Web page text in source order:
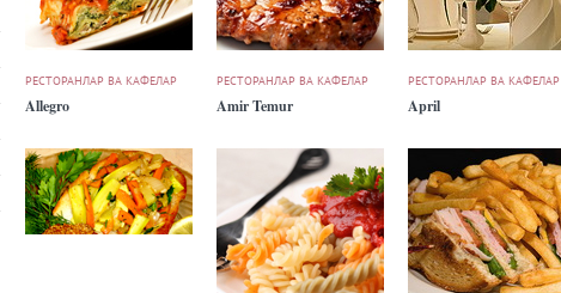
РЕСТОРАНЛАР ВА КАФЕЛАР
Allegro
РЕСТОРАНЛАР ВА КАФЕЛАР
Amir Temur
РЕСТОРАНЛАР ВА КАФЕЛАР
April